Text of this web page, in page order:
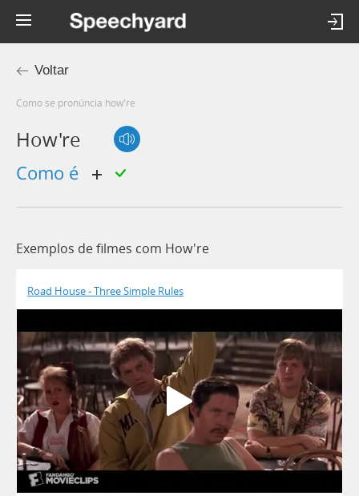
Voltar
Como se pronúncia how're
How're
como é
Exemplos de filmes com How're
Road House - Three Simple Rules